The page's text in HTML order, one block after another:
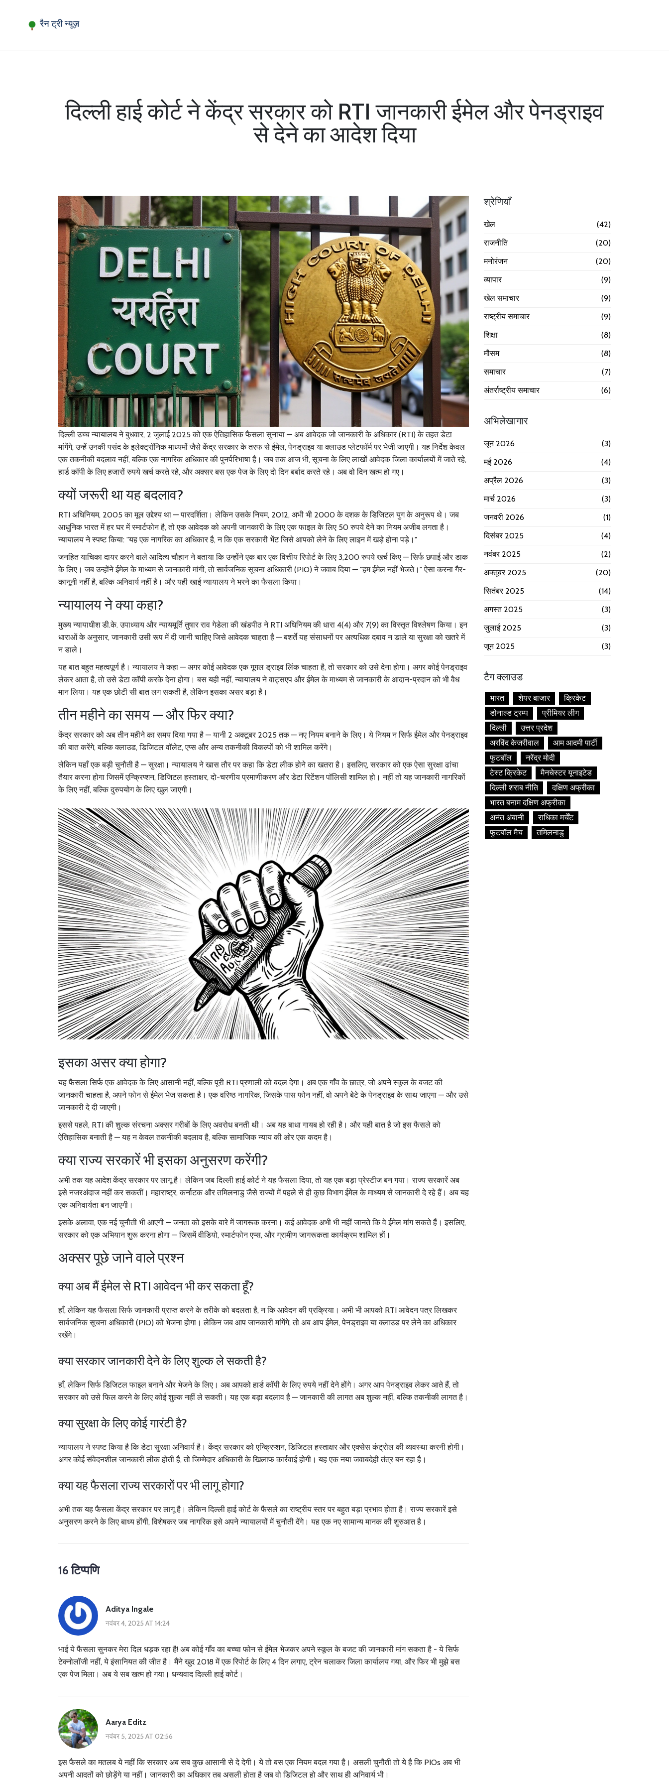
दिल्ली हाई कोर्ट ने केंद्र सरकार को RTI जानकारी ईमेल और पेनड्राइव
से देने का आदेश दिया
दिल्ली उच्च न्यायालय ने बुधवार, 2 जुलाई 2025 को एक ऐतिहासिक फैसला सुनाया — अब आवेदक जो जानकारी के अधिकार (RTI) के तहत डेटा
मांगेंगे, उन्हें उनकी पसंद के इलेक्ट्रॉनिक माध्यमों जैसेकेंद्र सरकारके तरफ सेईमेल,पेनड्राइवया क्लाउड प्लेटफॉर्म पर भेजी जाएगी। यह निर्देश केवल
एक तकनीकी बदलाव नहीं, बल्कि एक नागरिक अधिकार की पुनर्परिभाषा है। जब तक आज भी, सूचना के लिए लाखों आवेदक जिला कार्यालयों में जाते रहे,
हार्ड कॉपी के लिए हजारों रुपये खर्च करते रहे, और अक्सर बस एक पेज के लिए दो दिन बर्बाद करते रहे। अब वो दिन खत्म हो गए।
क्यों जरूरी था यह बदलाव?
RTI अधिनियम, 2005 का मूल उद्देश्य था — पारदर्शिता। लेकिन उसके नियम, 2012, अभी भी 2000 के दशक के डिजिटल युग के अनुरूप थे। जब
आधुनिक भारत में हर घर में स्मार्टफोन है, तो एक आवेदक को अपनी जानकारी के लिए एक फाइल के लिए 50 रुपये देने का नियम अजीब लगता है।
न्यायालय ने स्पष्ट किया: "यह एक नागरिक का अधिकार है, न कि एक सरकारी भेंट जिसे आपको लेने के लिए लाइन में खड़े होना पड़े।"
जनहित याचिका दायर करने वाले आदित्य चौहान ने बताया कि उन्होंने एक बार एक वित्तीय रिपोर्ट के लिए 3,200 रुपये खर्च किए — सिर्फ छपाई और डाक
के लिए। जब उन्होंने ईमेल के माध्यम से जानकारी मांगी, तो सार्वजनिक सूचना अधिकारी (PIO) ने जवाब दिया — "हम ईमेल नहीं भेजते।" ऐसा करना गैर-
कानूनी नहीं है, बल्कि अनिवार्य नहीं है। और यही खाई न्यायालय ने भरने का फैसला किया।
न्यायालय ने क्या कहा?
मुख्य न्यायाधीशडी.के. उपाध्याय और न्यायमूर्तितुषार राव गेडेलाकी खंडपीठ ने RTI अधिनियम की धारा 4(4) और 7(9) का विस्तृत विश्लेषण किया। इन
धाराओं के अनुसार, जानकारी उसी रूप में दी जानी चाहिए जिसे आवेदक चाहता है — बशर्ते यह संसाधनों पर अत्यधिक दबाव न डाले या सुरक्षा को खतरे में
न डाले।
यह बात बहुत महत्वपूर्ण है। न्यायालय ने कहा — अगर कोई आवेदक एक गूगल ड्राइव लिंक चाहता है, तो सरकार को उसे देना होगा। अगर कोई पेनड्राइव
लेकर आता है, तो उसे डेटा कॉपी करके देना होगा। बस यही नहीं, न्यायालय ने वाट्सएप और ईमेल के माध्यम से जानकारी के आदान-प्रदान को भी वैध
मान लिया। यह एक छोटी सी बात लग सकती है, लेकिन इसका असर बड़ा है।
तीन महीने का समय — और फिर क्या?
केंद्र सरकार को अब तीन महीने का समय दिया गया है — यानी 2 अक्टूबर 2025 तक — नए नियम बनाने के लिए। ये नियम न सिर्फ ईमेल और पेनड्राइव
की बात करेंगे, बल्कि क्लाउड, डिजिटल वॉलेट, एप्स और अन्य तकनीकी विकल्पों को भी शामिल करेंगे।
लेकिन यहाँ एक बड़ी चुनौती है — सुरक्षा। न्यायालय ने खास तौर पर कहा कि डेटा लीक होने का खतरा है। इसलिए, सरकार को एक ऐसा सुरक्षा ढांचा
तैयार करना होगा जिसमें एन्क्रिप्शन, डिजिटल हस्ताक्षर, दो-चरणीय प्रमाणीकरण और डेटा रिटेंशन पॉलिसी शामिल हो। नहीं तो यह जानकारी नागरिकों
के लिए नहीं, बल्कि दुरुपयोग के लिए खुल जाएगी।
इसका असर क्या होगा?
यह फैसला सिर्फ एक आवेदक के लिए आसानी नहीं, बल्कि पूरी RTI प्रणाली को बदल देगा। अब एक गाँव के छात्र, जो अपने स्कूल के बजट की
जानकारी चाहता है, अपने फोन से ईमेल भेज सकता है। एक वरिष्ठ नागरिक, जिसके पास फोन नहीं, वो अपने बेटे के पेनड्राइव के साथ जाएगा — और उसे
जानकारी दे दी जाएगी।
इससे पहले, RTI की शुल्क संरचना अक्सर गरीबों के लिए अवरोध बनती थी। अब यह बाधा गायब हो रही है। और यही बात है जो इस फैसले को
ऐतिहासिक बनाती है — यह न केवल तकनीकी बदलाव है, बल्कि सामाजिक न्याय की ओर एक कदम है।
क्या राज्य सरकारें भी इसका अनुसरण करेंगी?
अभी तक यह आदेश केंद्र सरकार पर लागू है। लेकिन जब दिल्ली हाई कोर्ट ने यह फैसला दिया, तो यह एक बड़ा प्रेस्टीज बन गया। राज्य सरकारें अब
इसे नजरअंदाज नहीं कर सकतीं। महाराष्ट्र, कर्नाटक और तमिलनाडु जैसे राज्यों में पहले से ही कुछ विभाग ईमेल के माध्यम से जानकारी दे रहे हैं। अब यह
एक अनिवार्यता बन जाएगी।
इसके अलावा, एक नई चुनौती भी आएगी — जनता को इसके बारे में जागरूक करना। कई आवेदक अभी भी नहीं जानते कि वे ईमेल मांग सकते हैं। इसलिए,
सरकार को एक अभियान शुरू करना होगा — जिसमें वीडियो, स्मार्टफोन एप्स, और ग्रामीण जागरूकता कार्यक्रम शामिल हों।
अक्सर पूछे जाने वाले प्रश्न
क्या अब मैं ईमेल से RTI आवेदन भी कर सकता हूँ?
हाँ, लेकिन यह फैसला सिर्फ जानकारी प्राप्त करने के तरीके को बदलता है, न कि आवेदन की प्रक्रिया। अभी भी आपको RTI आवेदन पत्र लिखकर
सार्वजनिक सूचना अधिकारी (PIO) को भेजना होगा। लेकिन जब आप जानकारी मांगेंगे, तो अब आप ईमेल, पेनड्राइव या क्लाउड पर लेने का अधिकार
रखेंगे।
क्या सरकार जानकारी देने के लिए शुल्क ले सकती है?
हाँ, लेकिन सिर्फ डिजिटल फाइल बनाने और भेजने के लिए। अब आपको हार्ड कॉपी के लिए रुपये नहीं देने होंगे। अगर आप पेनड्राइव लेकर आते हैं, तो
सरकार को उसे फिल करने के लिए कोई शुल्क नहीं ले सकती। यह एक बड़ा बदलाव है — जानकारी की लागत अब शुल्क नहीं, बल्कि तकनीकी लागत है।
क्या सुरक्षा के लिए कोई गारंटी है?
न्यायालय ने स्पष्ट किया है कि डेटा सुरक्षा अनिवार्य है। केंद्र सरकार को एन्क्रिप्शन, डिजिटल हस्ताक्षर और एक्सेस कंट्रोल की व्यवस्था करनी होगी।
अगर कोई संवेदनशील जानकारी लीक होती है, तो जिम्मेदार अधिकारी के खिलाफ कार्रवाई होगी। यह एक नया जवाबदेही तंत्र बन रहा है।
क्या यह फैसला राज्य सरकारों पर भी लागू होगा?
अभी तक यह फैसला केंद्र सरकार पर लागू है। लेकिन दिल्ली हाई कोर्ट के फैसले का राष्ट्रीय स्तर पर बहुत बड़ा प्रभाव होता है। राज्य सरकारें इसे
अनुसरण करने के लिए बाध्य होंगी, विशेषकर जब नागरिक इसे अपने न्यायालयों में चुनौती देंगे। यह एक नए सामान्य मानक की शुरुआत है।
16 टिप्पणि
Aditya Ingale
नवंबर 4, 2025 AT 14:24
भाई ये फैसला सुनकर मेरा दिल धड़क रहा है! अब कोई गाँव का बच्चा फोन से ईमेल भेजकर अपने स्कूल के बजट की जानकारी मांग सकता है - ये सिर्फ
टेक्नोलॉजी नहीं, ये इंसानियत की जीत है। मैंने खुद 2018 में एक रिपोर्ट के लिए 4 दिन लगाए, ट्रेन चलाकर जिला कार्यालय गया, और फिर भी मुझे बस
एक पेज मिला। अब ये सब खत्म हो गया। धन्यवाद दिल्ली हाई कोर्ट।
Aarya Editz
नवंबर 5, 2025 AT 02:56
इस फैसले का मतलब ये नहीं कि सरकार अब सब कुछ आसानी से दे देगी। ये तो बस एक नियम बदल गया है। असली चुनौती तो ये है कि PIOs अब भी
अपनी आदतों को छोड़ेंगे या नहीं। जानकारी का अधिकार तब असली होता है जब वो डिजिटल हो और साथ ही अनिवार्य भी।
श्रेणियाँ
खेल
(42)
राजनीति
(20)
मनोरंजन
(20)
व्यापार
(9)
खेल समाचार
(9)
राष्ट्रीय समाचार
(9)
शिक्षा
(8)
मौसम
(8)
समाचार
(7)
अंतर्राष्ट्रीय समाचार
(6)
अभिलेखागार
जून 2026
(3)
मई 2026
(4)
अप्रैल 2026
(3)
मार्च 2026
(3)
जनवरी 2026
(1)
दिसंबर 2025
(4)
नवंबर 2025
(2)
अक्तूबर 2025
(20)
सितंबर 2025
(14)
अगस्त 2025
(3)
जुलाई 2025
(3)
जून 2025
(3)
टैग क्लाउड
भारत शेयर बाजार
क्रिकेट
डोनाल्ड ट्रम्प
प्रीमियर लीग
दिल्ली
उत्तर प्रदेश
अरविंद केजरीवाल
आम आदमी पार्टी
फुटबॉल
नरेंद्र मोदी
टेस्ट क्रिकेट
मैनचेस्टर यूनाइटेड
दिल्ली शराब नीति
दक्षिण अफ्रीका
भारत बनाम दक्षिण अफ्रीका
अनंत अंबानी
राधिका मर्चेंट
फुटबॉल मैच
तमिलनाडु